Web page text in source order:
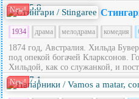
New! 5.8
1934 драма мелодрама комедия
1874 год, Австралия. Хильда
под опекой богачей Кларксонов.
Хильдой, как со служанкой, и
New! 7.1